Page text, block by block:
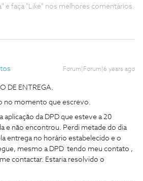
e faça "Like" nos melhores comentários.
Forum|Forum|6 years ago
DE ENTREGA.
no momento que escrevo.
da DPD que esteve a 20
e não encontrou. Perdi metade do dia
entrega no horário estabelecido e o
mesmo a DPD tendo meu contato ,
contactar. Estaria resolvido o